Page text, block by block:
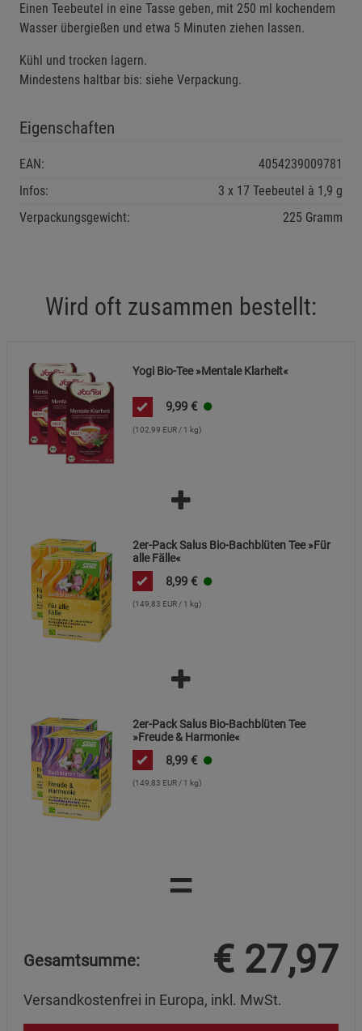
Einen Teebeutel in eine Tasse geben, mit 250 ml kochendem
Wasser übergießen und etwa 5 Minuten ziehen lassen.
Kühl und trocken lagern.
Mindestens haltbar bis: siehe Verpackung.
Eigenschaften
EAN:
4054239009781
Infos:
3 x 17 Teebeutel à 1,9 g
Verpackungsgewicht:
225 Gramm
Wird oft zusammen bestellt:
Yogi Bio-Tee »Mentale Klarheit«
9,99 €
(102,99 EUR / 1 kg)
2er-Pack Salus Bio-Bachblüten Tee »Für
alle Fälle«
8,99 €
(149,83 EUR / 1 kg)
2er-Pack Salus Bio-Bachblüten Tee
»Freude & Harmonie«
8,99 €
(149,83 EUR / 1 kg)
=
Gesamtsumme: € 27,97
Versandkostenfrei in Europa, inkl. MwSt.
Zurück Einstellungen speichern für die Gruppe
Einwilligung nicht erteilen
Notwendige Cookies (5)
Cookie-Informationen
Funktionale Cookies (1)
Beschreibung Statistik Cookies
Marketing Cookies (3) Marketing Cookies
Beschreibung Marketing Cookies
Cookie-Informationen